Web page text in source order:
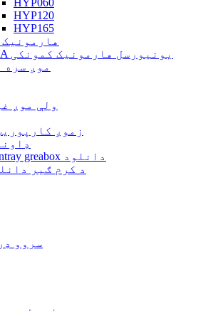
HYP060
HYP120
HYP165
PGA یونیورسل هارمونیک کمونکی
موږ سره
ولې موږ
زموږ
plantray greabox دانلود
د کرم ګیر
سروو